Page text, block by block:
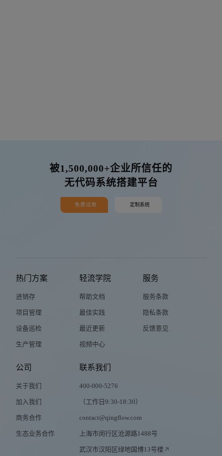
被1,500,000+企业所信任的
无代码系统搭建平台
免费试用 定制系统
热门方案
进销存
项目管理
设备巡检
生产管理
轻流学院
帮助文档
最佳实践
最近更新
视频中心
服务
服务条款
隐私条款
反馈意见
公司
关于我们
加入我们
商务合作
生态业务合作
联系我们
400-000-5276
（工作日9:30-18:30）
contact@qingflow.com
上海市闵行区沧源路1488号
武汉市汉阳区绿地国博13号楼